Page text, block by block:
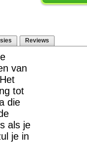
Reviews
van
tot
die
als je
je in